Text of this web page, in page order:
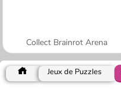
Collect Brainrot Arena
Jeux de Puzzles